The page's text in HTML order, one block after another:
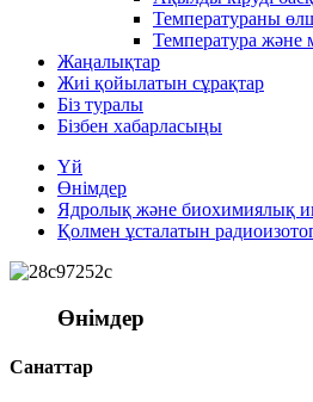
Температураны
Температура және
Жаңалықтар
Жиі қойылатын сұрақтар
Біз туралы
Бізбен хабарласыңы
Үй
Өнімдер
Ядролық және биохимиялық
Қолмен ұсталатын
Өнімдер
Санаттар